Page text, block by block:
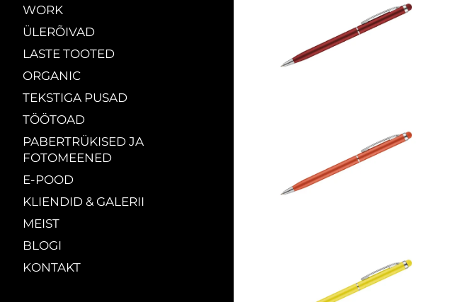
WORK
ÜLERÕIVAD
LASTE TOOTED
ORGANIC
TEKSTIGA PUSAD
TÖÖTOAD
PABERTRÜKISED JA
FOTOMEENED
E-POOD
KLIENDID & GALERII
MEIST
BLOGI
KONTAKT